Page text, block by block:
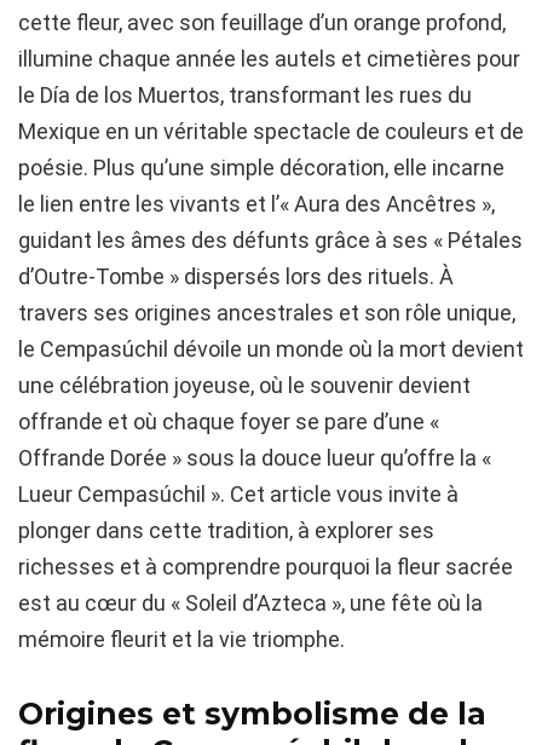
cette fleur, avec son feuillage d’un orange profond,
illumine chaque année les autels et cimetières pour
le Día de los Muertos, transformant les rues du
Mexique en un véritable spectacle de couleurs et de
poésie. Plus qu’une simple décoration, elle incarne
le lien entre les vivants et l’« Aura des Ancêtres »,
guidant les âmes des défunts grâce à ses « Pétales
d’Outre-Tombe » dispersés lors des rituels. À
travers ses origines ancestrales et son rôle unique,
le Cempasúchil dévoile un monde où la mort devient
une célébration joyeuse, où le souvenir devient
offrande et où chaque foyer se pare d’une «
Offrande Dorée » sous la douce lueur qu’offre la «
Lueur Cempasúchil ». Cet article vous invite à
plonger dans cette tradition, à explorer ses
richesses et à comprendre pourquoi la fleur sacrée
est au cœur du « Soleil d’Azteca », une fête où la
mémoire fleurit et la vie triomphe.
Origines et symbolisme de la